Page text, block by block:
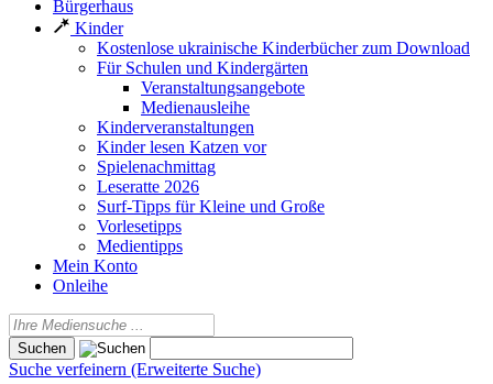
Bürgerhaus
Kinder
Kostenlose ukrainische Kinderbücher zum Download
Für Schulen und Kindergärten
Veranstaltungsangebote
Medienausleihe
Kinderveranstaltungen
Kinder lesen Katzen vor
Spielenachmittag
Leseratte 2026
Surf-Tipps für Kleine und Große
Vorlesetipps
Medientipps
Mein Konto
Onleihe
Suche verfeinern (Erweiterte Suche)